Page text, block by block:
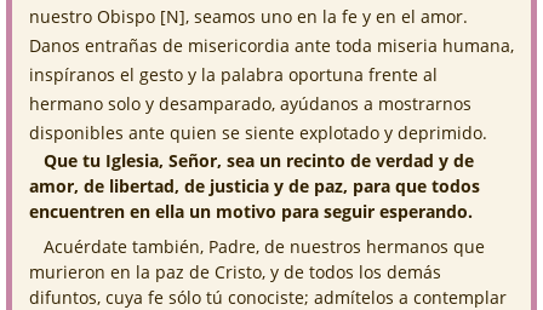
nuestro Obispo [N], seamos uno en la fe y en el amor.
Danos entrañas de misericordia ante toda miseria humana,
inspíranos el gesto y la palabra oportuna frente al
hermano solo y desamparado, ayúdanos a mostrarnos
disponibles ante quien se siente explotado y deprimido.
Que tu Iglesia, Señor, sea un recinto de verdad y de
amor, de libertad, de justicia y de paz, para que todos
encuentren en ella un motivo para seguir esperando.
Acuérdate también, Padre, de nuestros hermanos que
murieron en la paz de Cristo, y de todos los demás
difuntos, cuya fe sólo tú conociste; admítelos a contemplar